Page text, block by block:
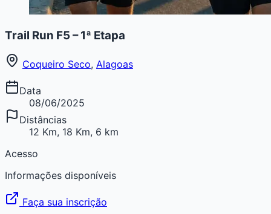
Trail Run F5 – 1ª Etapa
Coqueiro Seco, Alagoas
Data
08/06/2025
Distâncias
12 Km, 18 Km, 6 km
Acesso
Informações disponíveis
Faça sua inscrição